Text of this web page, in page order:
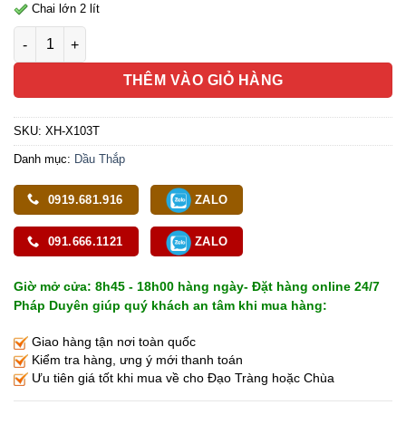
Chai lớn 2 lít
Dầu Trầm Thờ Hồng Kông Dùng Thắp Đèn Màu Trắng, Chai 2
THÊM VÀO GIỎ HÀNG
SKU: XH-X103T
Danh mục: Dầu Thắp
0919.681.916 ZALO
091.666.1121 ZALO
Giờ mở cửa: 8h45 - 18h00 hàng ngày- Đặt hàng online 24/7
Pháp Duyên giúp quý khách an tâm khi mua hàng:
Giao hàng tận nơi toàn quốc
Kiểm tra hàng, ưng ý mới thanh toán
Ưu tiên giá tốt khi mua về cho Đạo Tràng hoặc Chùa